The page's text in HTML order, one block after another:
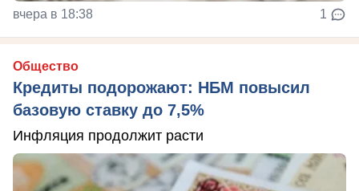
вчера в 18:38 1
Общество
Кредиты подорожают: НБМ повысил
базовую ставку до 7,5%
Инфляция продолжит расти